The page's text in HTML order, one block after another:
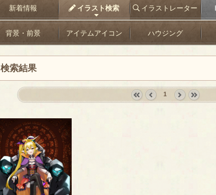
新着情報 イラスト検索 イラストレーター
背景・前景 アイテムアイコン ハウジング
検索結果
1